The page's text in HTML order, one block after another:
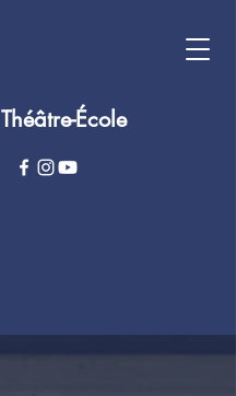
Théâtre-École